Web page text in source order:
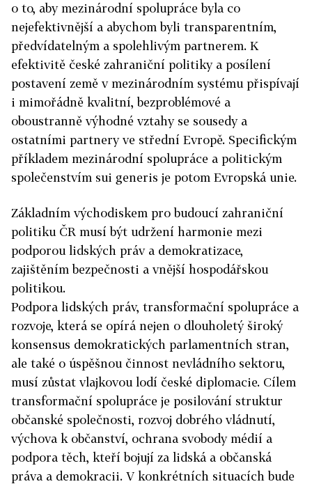
o to, aby mezinárodní spolupráce byla co
nejefektivnější a abychom byli transparentním,
předvídatelným a spolehlivým partnerem. K
efektivitě české zahraniční politiky a posílení
postavení země v mezinárodním systému přispívají
i mimořádně kvalitní, bezproblémové a
oboustranně výhodné vztahy se sousedy a
ostatními partnery ve střední Evropě. Specifickým
příkladem mezinárodní spolupráce a politickým
společenstvím sui generis je potom Evropská unie.
Základním východiskem pro budoucí zahraniční
politiku ČR musí být udržení harmonie mezi
podporou lidských práv a demokratizace,
zajištěním bezpečnosti a vnější hospodářskou
politikou.
Podpora lidských práv, transformační spolupráce a
rozvoje, která se opírá nejen o dlouholetý široký
konsensus demokratických parlamentních stran,
ale také o úspěšnou činnost nevládního sektoru,
musí zůstat vlajkovou lodí české diplomacie. Cílem
transformační spolupráce je posilování struktur
občanské společnosti, rozvoj dobrého vládnutí,
výchova k občanství, ochrana svobody médií a
podpora těch, kteří bojují za lidská a občanská
práva a demokracii. V konkrétních situacích bude